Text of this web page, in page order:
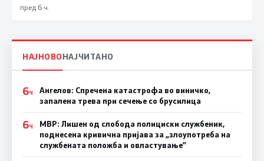
пред 6 ч.
НАЈНОВОНАЈЧИТАНО
6Ч
Ангелов: Спречена катастрофа во виничко,
запалена трева при сечење со брусилица
6Ч
МВР: Лишен од слобода полициски службеник,
поднесена кривична пријава за „злоупотреба на
службената положба и овластување”